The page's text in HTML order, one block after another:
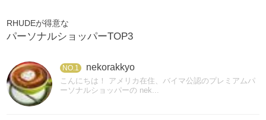
RHUDEが得意な
パーソナルショッパーTOP3
NO.1 nekorakkyo
こんにちは！ アメリカ在住、バイマ公認のプレミアムパ
ーソナルショッパーの nek...